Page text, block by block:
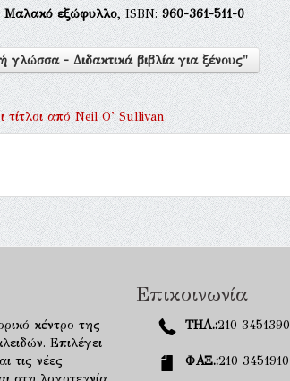
Μαλακό εξώφυλλο, ISBN:960-361-511-0
γλώσσα - Διδακτικά βιβλία για ξένους"
τίτλοι απόNeil O' Sullivan
κέντρο της
Επιλέγει
τις νέες
Επικοινωνία
ΤΗΛ.:210 3451390
ΦΑΞ.:210 3451910